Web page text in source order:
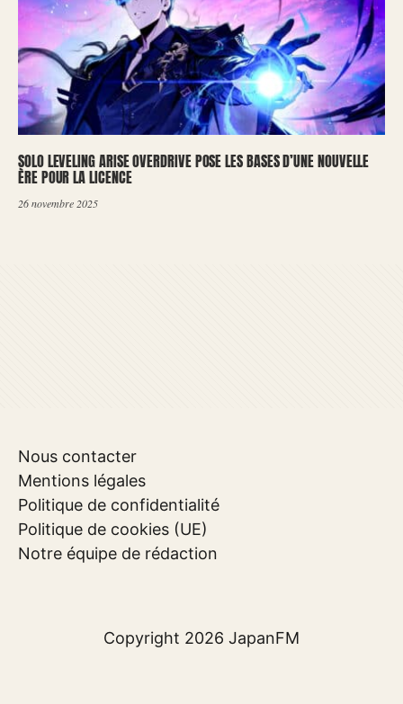
SOLO LEVELING ARISE OVERDRIVE POSE LES BASES D’UNE NOUVELLE
ÈRE POUR LA LICENCE
26 novembre 2025
Nous contacter
Mentions légales
Politique de confidentialité
Politique de cookies (UE)
Notre équipe de rédaction
Copyright 2026 JapanFM